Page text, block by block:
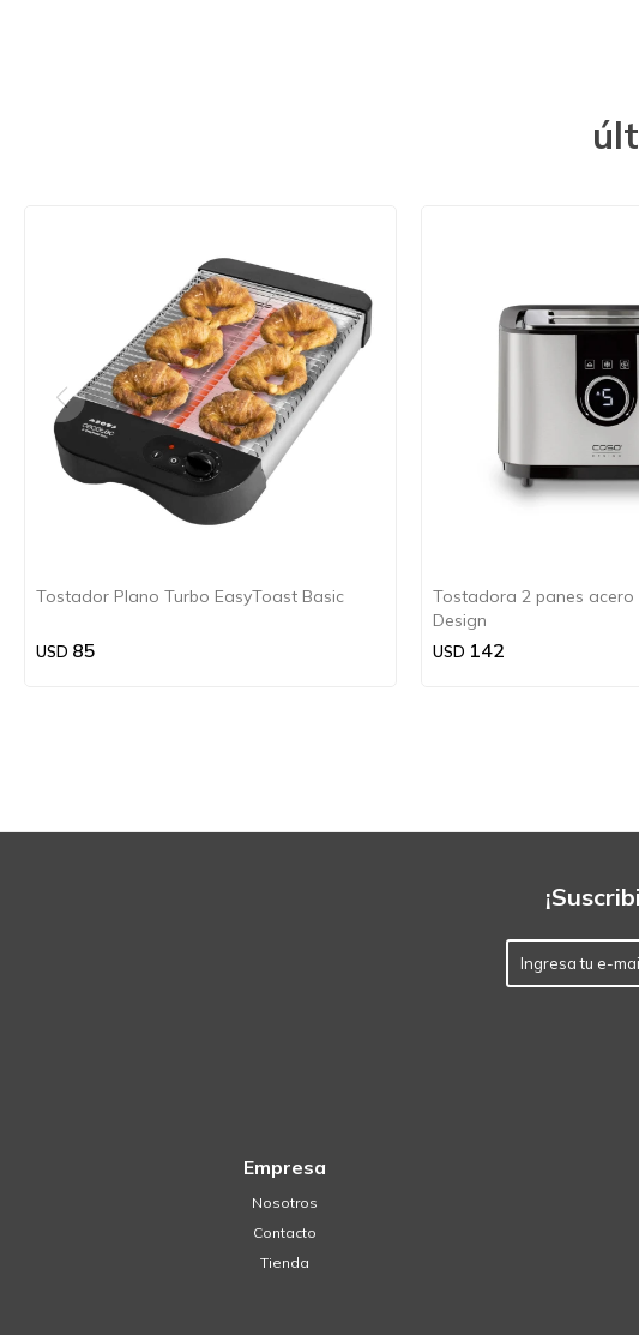
Tostador Plano Turbo EasyToast Basic
USD 85
Tostadora 2 panes acero
Design
USD 142
Empresa
Nosotros
Contacto
Tienda